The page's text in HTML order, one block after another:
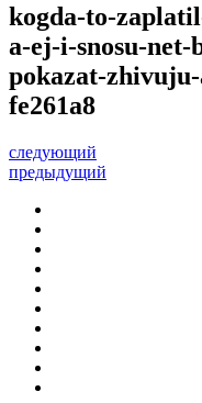
kogda-to-
a-ej-i-snosu-
pokazat-
fe261a8
следующий
предыдущий